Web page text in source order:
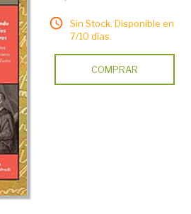
Sin Stock. Disponible en
7/10 días.
COMPRAR